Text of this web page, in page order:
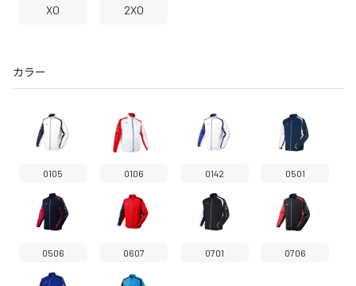
XO 2XO
カラー
0105 0106 0142 0501
0506 0607 0701 0706